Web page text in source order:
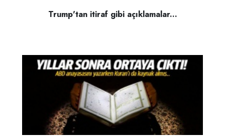
Trump'tan itiraf gibi açıklamalar...